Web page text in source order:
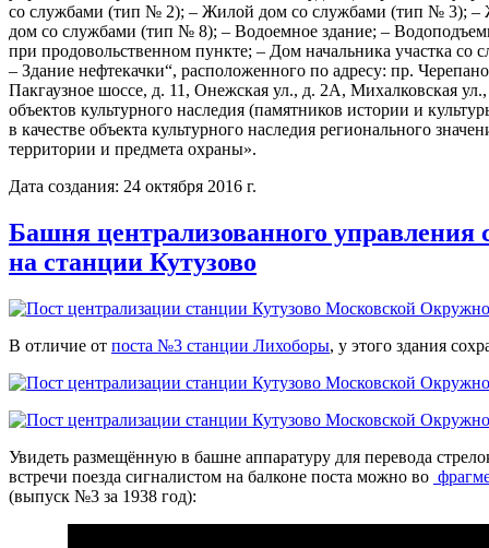
со службами (тип № 2); – Жилой дом со службами (тип № 3);
дом со службами (тип № 8); – Водоемное здание; –
при продовольственном пункте; – Дом начальника участка со
– Здание нефтекачки“, расположенного по адресу: пр.
Пакгаузное шоссе, д. 11, Онежская ул., д. 2А, Михалковская
объектов культурного наследия (памятников истории и
в качестве объекта культурного наследия регионального
территории и предмета охраны».
Дата создания: 24 октября 2016 г.
Башня централизованного управления
на станции Кутузово
В отличие от поста №3 станции Лихоборы, у этого здания
Увидеть размещённую в башне аппаратуру для перевода
встречи поезда сигналистом на балконе поста можно во
(выпуск №3 за 1938 год):